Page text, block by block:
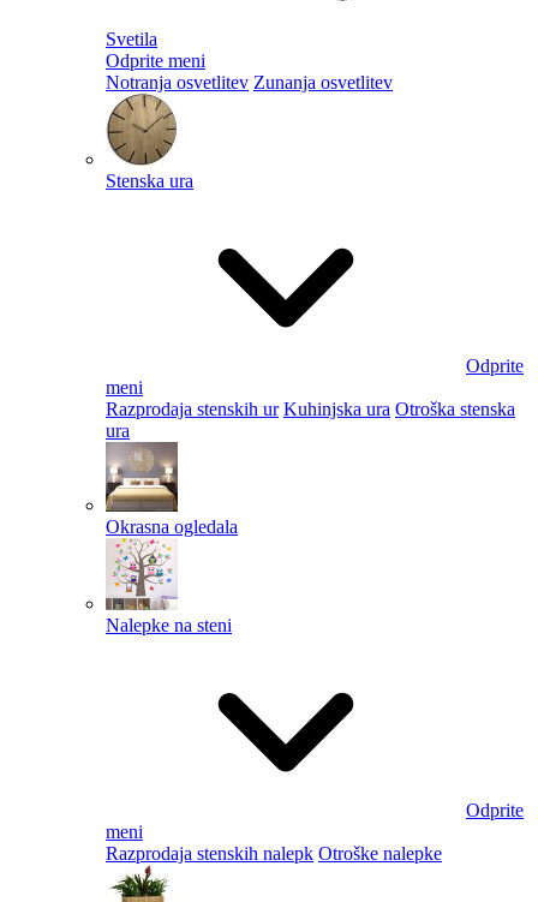
Svetila
Odprite meni
Notranja osvetlitev Zunanja osvetlitev
Stenska ura
Odprite
meni
Razprodaja stenskih ur Kuhinjska ura Otroška stenska
ura
Okrasna ogledala
Nalepke na steni
Odprite
meni
Razprodaja stenskih nalepk Otroške nalepke